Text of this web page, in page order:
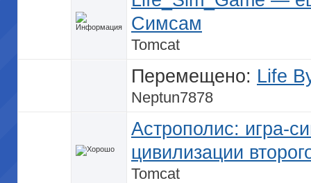
Симсам
Tomcat
Перемещено: Life
Neptun7878
Астрополис: игра-
цивилизации
Tomcat